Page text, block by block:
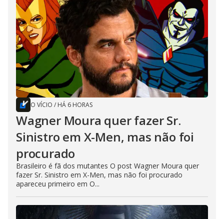
O VÍCIO / HÁ 6 HORAS
Wagner Moura quer fazer Sr.
Sinistro em X-Men, mas não foi
procurado
Brasileiro é fã dos mutantes O post Wagner Moura quer
fazer Sr. Sinistro em X-Men, mas não foi procurado
apareceu primeiro em O...